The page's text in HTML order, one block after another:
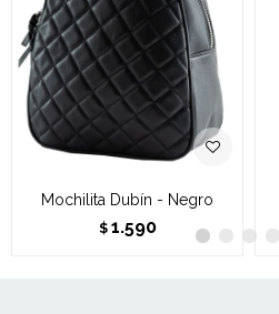
Mochilita Dubín - Negro
$ 1.590